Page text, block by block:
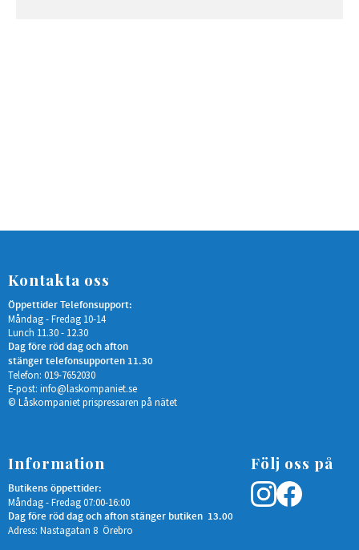
Kontakta oss
Öppettider Telefonsupport:
Måndag - Fredag 10-14
Lunch 11.30 - 12.30
Dag före röd dag och afton
stänger telefonsupporten 11.30
Telefon: 019-7652030
E-post: info@laskompaniet.se
© Låskompaniet prispressaren på nätet
Information
Butikens öppettider:
Måndag - Fredag 07:00-16:00
Dag före röd dag och afton stänger butiken 13.00
Adress: Nastagatan 8 Örebro
Följ oss på